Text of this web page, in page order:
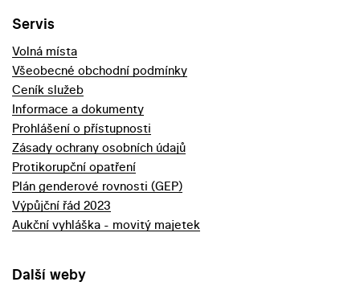
Servis
Volná místa
Všeobecné obchodní podmínky
Ceník služeb
Informace a dokumenty
Prohlášení o přístupnosti
Zásady ochrany osobních údajů
Protikorupční opatření
Plán genderové rovnosti (GEP)
Výpůjční řád 2023
Aukční vyhláška - movitý majetek
Další weby